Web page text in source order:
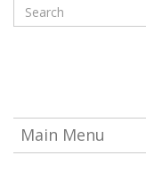
Main Menu